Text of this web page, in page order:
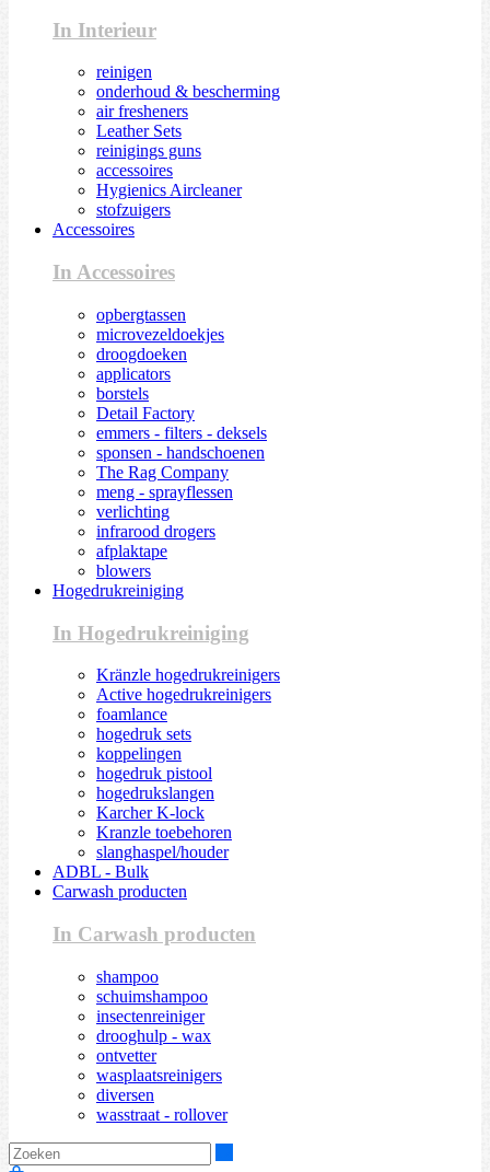
In Interieur
reinigen
onderhoud & bescherming
air fresheners
Leather Sets
reinigings guns
accessoires
Hygienics Aircleaner
stofzuigers
Accessoires
In Accessoires
opbergtassen
microvezeldoekjes
droogdoeken
applicators
borstels
Detail Factory
emmers - filters - deksels
sponsen - handschoenen
The Rag Company
meng - sprayflessen
verlichting
infrarood drogers
afplaktape
blowers
Hogedrukreiniging
In Hogedrukreiniging
Kränzle hogedrukreinigers
Active hogedrukreinigers
foamlance
hogedruk sets
koppelingen
hogedruk pistool
hogedrukslangen
Karcher K-lock
Kranzle toebehoren
slanghaspel/houder
ADBL - Bulk
Carwash producten
In Carwash producten
shampoo
schuimshampoo
insectenreiniger
drooghulp - wax
ontvetter
wasplaatsreinigers
diversen
wasstraat - rollover